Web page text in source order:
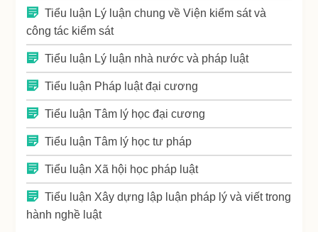
Tiểu luận Lý luận chung về Viện kiểm sát và
công tác kiểm sát
Tiểu luận Lý luận nhà nước và pháp luật
Tiểu luận Pháp luật đại cương
Tiểu luận Tâm lý học đại cương
Tiểu luận Tâm lý học tư pháp
Tiểu luận Xã hội học pháp luật
Tiểu luận Xây dựng lập luận pháp lý và viết trong
hành nghề luật